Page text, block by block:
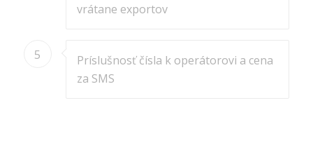
vrátane exportov
5
Príslušnosť čísla k operátorovi a cena
za SMS